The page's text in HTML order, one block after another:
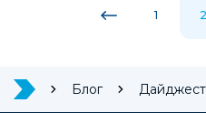
1 2
Блог Дайджест